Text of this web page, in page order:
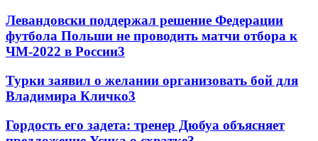
Левандовски поддержал решение Федерации
футбола Польши не проводить матчи отбора к
ЧМ-2022 в России3
Турки заявил о желании организовать бой для
Владимира Кличко3
Гордость его задета: тренер Дюбуа объясняет